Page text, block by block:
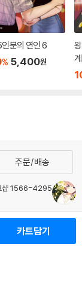
분의 연인 6
% 5,400원
카트담기
주문/배송
샵 1566-4295
정책